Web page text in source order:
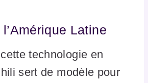
Latine
technologie en
sert de modèle pour